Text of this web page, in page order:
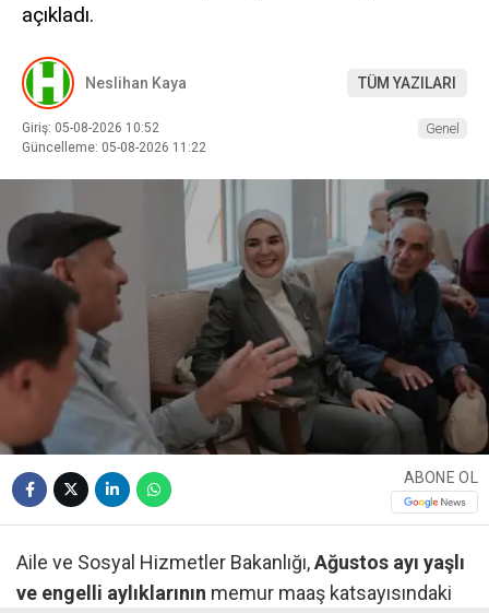
açıkladı.
Neslihan Kaya TÜM YAZILARI
Giriş: 05-08-2026 10:52
Güncelleme: 05-08-2026 11:22
Genel
ABONE OL
Aile ve Sosyal Hizmetler Bakanlığı,Ağustos ayı yaşlı
ve engelli aylıklarının memur maaş katsayısındaki